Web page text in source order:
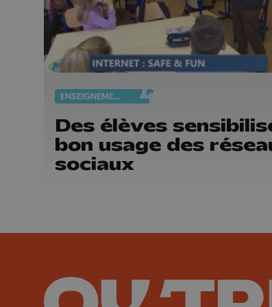
ENSEIGNEMENT
Des élèves
bon usage des
sociaux